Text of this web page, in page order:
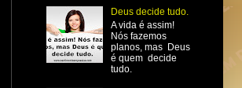
Deus decide tudo.
A vida é assim!
Nós fazemos
planos, mas Deus
é quem decide
tudo.